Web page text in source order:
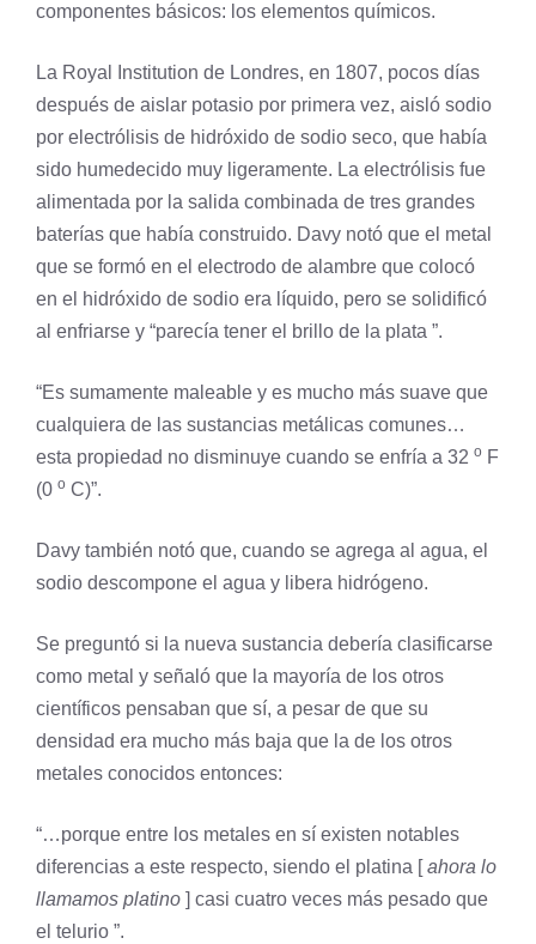
componentes básicos: los elementos químicos.
La Royal Institution de Londres, en 1807, pocos días
después de aislar potasio por primera vez, aisló sodio
por electrólisis de hidróxido de sodio seco, que había
sido humedecido muy ligeramente. La electrólisis fue
alimentada por la salida combinada de tres grandes
baterías que había construido. Davy notó que el metal
que se formó en el electrodo de alambre que colocó
en el hidróxido de sodio era líquido, pero se solidificó
al enfriarse y “parecía tener el brillo de la plata ”.
“Es sumamente maleable y es mucho más suave que
cualquiera de las sustancias metálicas comunes…
esta propiedad no disminuye cuando se enfría a 32 o F
(0 o C)”.
Davy también notó que, cuando se agrega al agua, el
sodio descompone el agua y libera hidrógeno.
Se preguntó si la nueva sustancia debería clasificarse
como metal y señaló que la mayoría de los otros
científicos pensaban que sí, a pesar de que su
densidad era mucho más baja que la de los otros
metales conocidos entonces:
“…porque entre los metales en sí existen notables
diferencias a este respecto, siendo el platina [ahora lo
llamamos platino ] casi cuatro veces más pesado que
el telurio ”.